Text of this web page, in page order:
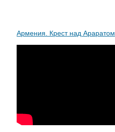
Армения. Крест над Араратом